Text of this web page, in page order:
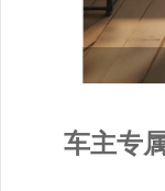
车主专